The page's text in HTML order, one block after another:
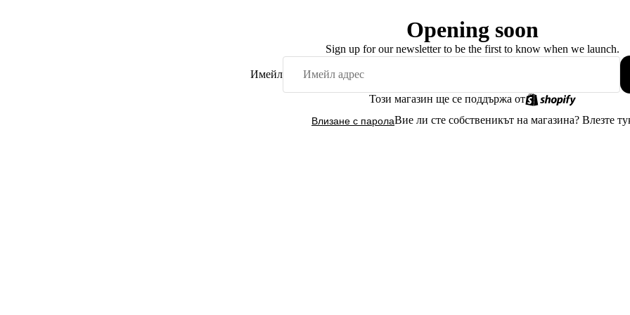
Opening soon
Sign up for our newsletter to be the first to know when we launch.
Имейл
Този магазин ще се поддържа от
Влизане с паролаВие ли сте собственикът на магазина? Влезте